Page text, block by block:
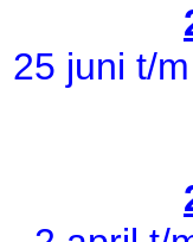
25 juni t/